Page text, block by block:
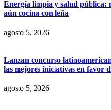
Energía limpia y salud pública:
aún cocina con leña
agosto 5, 2026
Lanzan concurso
las mejores iniciativas en favor
agosto 5, 2026